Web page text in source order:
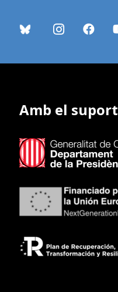
Amb el suport